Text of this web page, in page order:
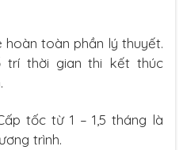
hoàn toàn phần lý thuyết.
trí thời gian thi kết thúc
tốc từ 1 – 1,5 tháng là
trình.